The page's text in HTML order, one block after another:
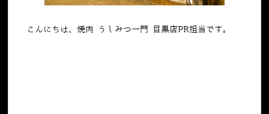
こんにちは、焼肉 うしみつ一門 目黒店PR担当です。